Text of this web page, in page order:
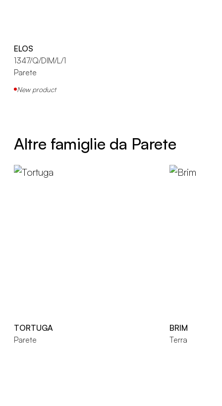
ELOS
1347/Q/DIM/L/1
Parete
New product
Altre famiglie da Parete
TORTUGA
Parete
BRIM
Terra